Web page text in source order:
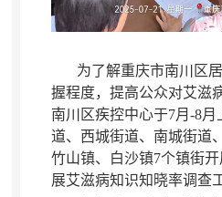
为了解重庆市南川区
握程度， 提高公众对艾滋
南川区疾控中心于7月-8
道、西城街道、南城街道
竹山镇、白沙镇7个镇街
展艾滋病知识知晓率调查